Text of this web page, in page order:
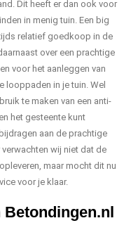
Dit heeft er dan ook voor
in menig tuin. Een big
relatief goedkoop in de
over een prachtige
voor het aanleggen van
looppaden in je tuin. Wel
te maken van een anti-
het gesteente kunt
aan de prachtige
wij niet dat de
maar mocht dit nu
voor je klaar.